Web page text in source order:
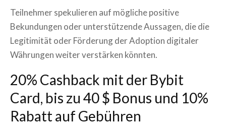
Teilnehmer spekulieren auf mögliche positive
Bekundungen oder unterstützende Aussagen, die die
Legitimität oder Förderung der Adoption digitaler
Währungen weiter verstärken könnten.
20% Cashback mit der Bybit
Card, bis zu 40 $ Bonus und 10%
Rabatt auf Gebühren